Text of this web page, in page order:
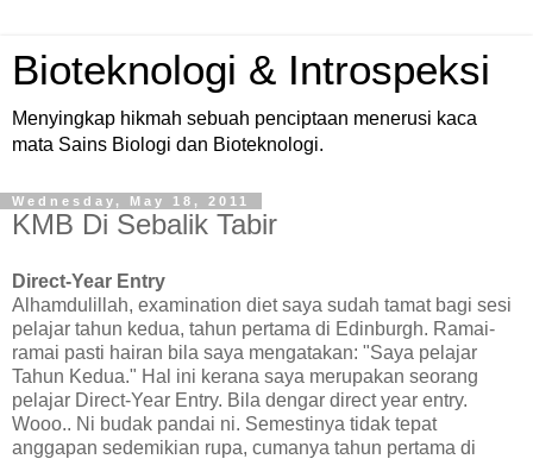
Bioteknologi & Introspeksi
Menyingkap hikmah sebuah penciptaan menerusi kaca
mata Sains Biologi dan Bioteknologi.
Wednesday, May 18, 2011
KMB Di Sebalik Tabir
Direct-Year Entry
Alhamdulillah, examination diet saya sudah tamat bagi sesi
pelajar tahun kedua, tahun pertama di Edinburgh. Ramai-
ramai pasti hairan bila saya mengatakan: "Saya pelajar
Tahun Kedua." Hal ini kerana saya merupakan seorang
pelajar Direct-Year Entry. Bila dengar direct year entry.
Wooo.. Ni budak pandai ni. Semestinya tidak tepat
anggapan sedemikian rupa, cumanya tahun pertama di